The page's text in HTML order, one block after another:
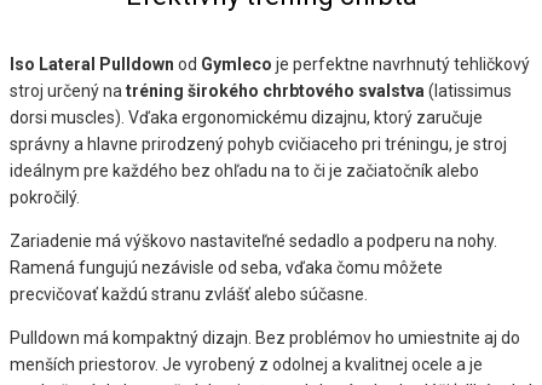
Iso Lateral Pulldown od Gymleco je perfektne navrhnutý tehličkový
stroj určený na tréning širokého chrbtového svalstva (latissimus
dorsi muscles). Vďaka ergonomickému dizajnu, ktorý zaručuje
správny a hlavne prirodzený pohyb cvičiaceho pri tréningu, je stroj
ideálnym pre každého bez ohľadu na to či je začiatočník alebo
pokročilý.
Zariadenie má výškovo nastaviteľné sedadlo a podperu na nohy.
Ramená fungujú nezávisle od seba, vďaka čomu môžete
precvičovať každú stranu zvlášť alebo súčasne.
Pulldown má kompaktný dizajn. Bez problémov ho umiestnite aj do
menších priestorov. Je vyrobený z odolnej a kvalitnej ocele a je